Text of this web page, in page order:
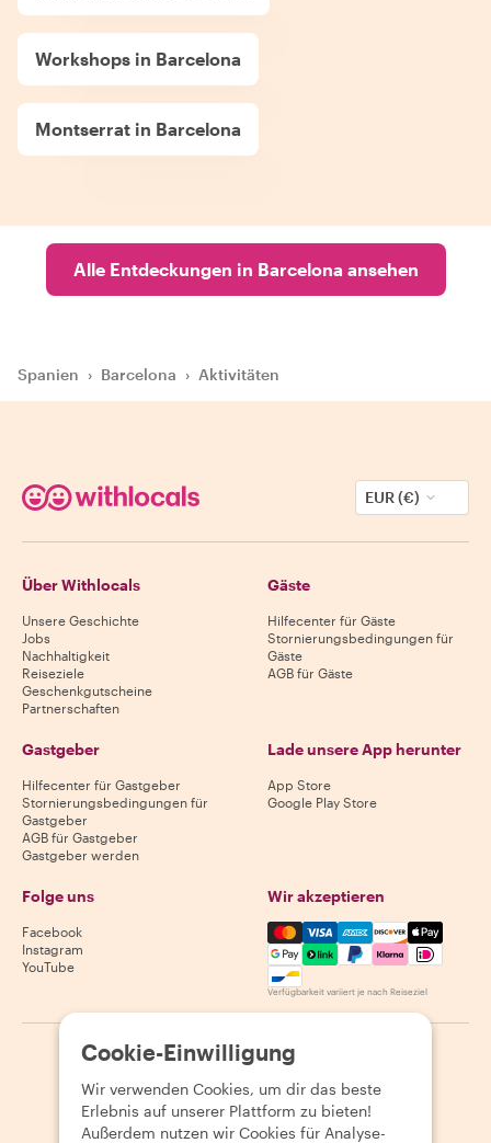
Workshops in Barcelona
Montserrat in Barcelona
Alle Entdeckungen in Barcelona ansehen
Spanien › Barcelona › Aktivitäten
EUR (€)
Über Withlocals
Unsere Geschichte
Jobs
Nachhaltigkeit
Reiseziele
Geschenkgutscheine
Partnerschaften
Gäste
Hilfecenter für Gäste
Stornierungsbedingungen für
Gäste
AGB für Gäste
Gastgeber
Hilfecenter für Gastgeber
Stornierungsbedingungen für
Gastgeber
AGB für Gastgeber
Gastgeber werden
Lade unsere App herunter
App Store
Google Play Store
Folge uns
Facebook
Instagram
YouTube
Wir akzeptieren
Mastercard, Visa, Amex,
Verfügbarkeit variiert je nach Reiseziel
2026 Withlocals.com | Datenschutzerklärung
Seitenübersicht
Cookie-Einwilligung
Wir verwenden Cookies, um dir das beste
Erlebnis auf unserer Plattform zu bieten!
Außerdem nutzen wir Cookies für Analyse-